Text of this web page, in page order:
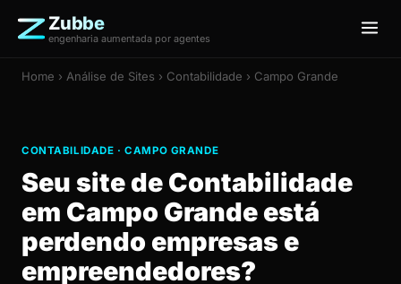
Zubbe
engenharia aumentada por agentes
Home › Análise de Sites › Contabilidade › Campo Grande
CONTABILIDADE · CAMPO GRANDE
Seu site de Contabilidade
em Campo Grande está
perdendo empresas e
empreendedores?